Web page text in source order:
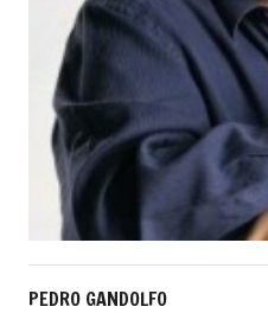
PEDRO GANDOLFO